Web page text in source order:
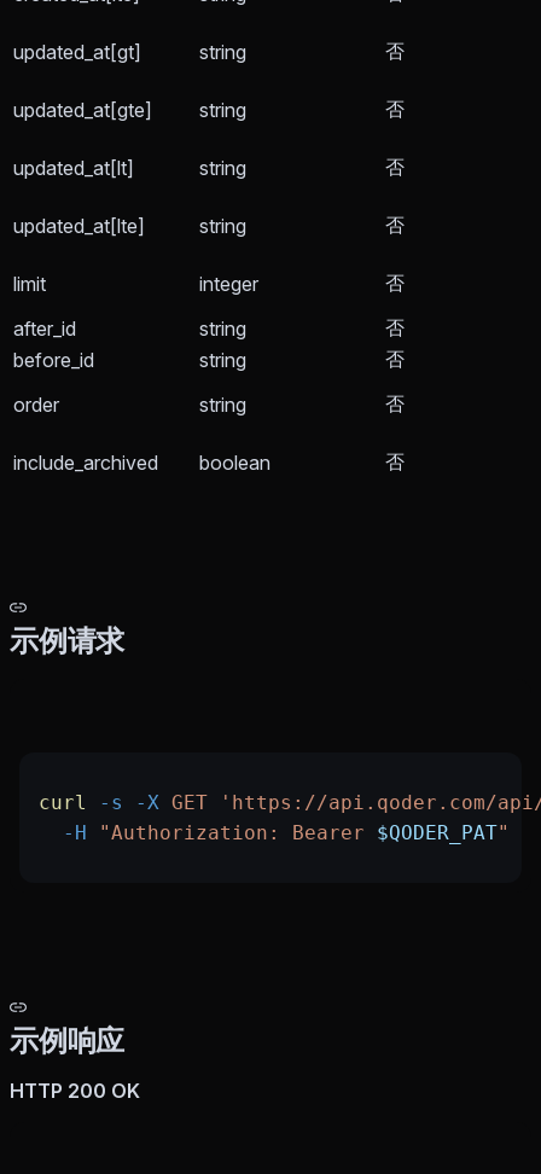
updated_at[gt] string 否
updated_at[gte] string 否
updated_at[lt] string 否
updated_at[lte] string 否
limit integer
否
after_id
string
否
before_id
string
否
order
string 否
include_archived boolean 否
示例请求
curl -s -X GET 'https://api.qoder.com/
  -H
"Authorization: Bearer $QODER_PAT"
示例响应
HTTP 200 OK